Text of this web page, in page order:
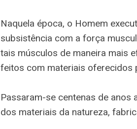
Naquela época, o Homem
subsistência com a força
tais músculos de maneira mais
feitos com materiais oferecidos
Passaram-se centenas de anos
dos materiais da natureza,